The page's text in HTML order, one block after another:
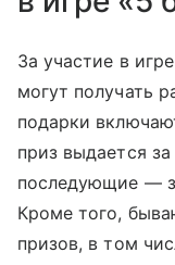
За участие в
могут получать
подарки
приз выдается
последующие —
Кроме того,
призов, в том